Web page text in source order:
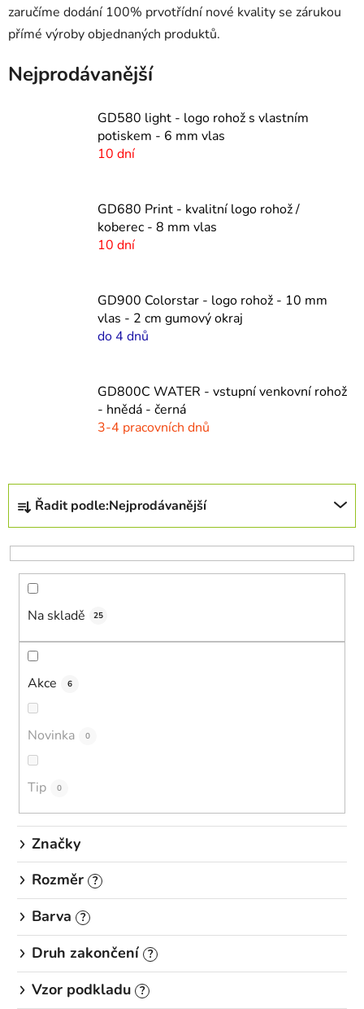
zaručíme dodání 100% prvotřídní nové kvality se zárukou
přímé výroby objednaných produktů.
Nejprodávanější
GD580 light - logo rohož s vlastním
potiskem - 6 mm vlas
10 dní
GD680 Print - kvalitní logo rohož /
koberec - 8 mm vlas
10 dní
GD900 Colorstar - logo rohož - 10 mm
vlas - 2 cm gumový okraj
do 4 dnů
GD800C WATER - vstupní venkovní rohož
- hnědá - černá
3-4 pracovních dnů
Ř
z
e
Řadit podle:Nejprodávanější
Na skladě 25
Akce 6
Novinka 0
Tip 0
Značky
Rozměr ?
Barva ?
Druh zakončení ?
Vzor podkladu ?